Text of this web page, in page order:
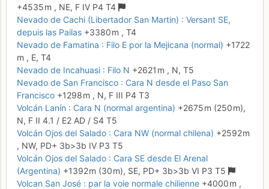
+4535 m , NE, F IV P4 T4
Nevado de Cachi (Libertador San Martin) : Versant SE,
depuis las Pailas +3380 m , T4
Nevado de Famatina : Filo E por la Mejicana (normal) +1722
m , E, T4
Nevado de Incahuasi : Filo N +2621 m , N, T5
Nevado de San Francisco : Cara N desde el Paso San
Francisco +1298 m , N, F III P4 T3
Volcán Lanín : Cara N (normal argentina) +2675 m (250 m),
N, F II 4.1 / E2 AD / S4 T5
Volcán Ojos del Salado : Cara NW (normal chilena) +2592 m
, NW, PD+ 3b>3b IV P3 T5
Volcán Ojos del Salado : Cara SE desde El Arenal
(Argentina) +1392 m (30 m), SE, PD+ 3b>3b VI P3 T5
Volcan San José : par la voie normale chilienne +4000 m ,